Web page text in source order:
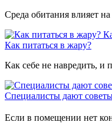
Среда обитания влияет
Как питаться в жару?
Как себе не навредить, и
Специалисты дают
Если в помещении нет